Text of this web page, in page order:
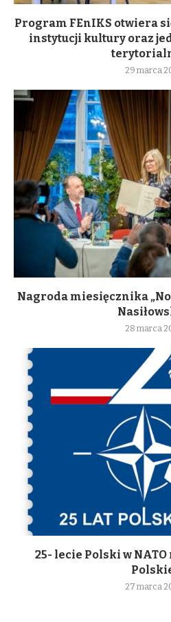
Program FEnIKS otwiera
instytucji kultury oraz
29 marca
Nagroda miesięcznika
28 marca
25- lecie Polski w
27 marca